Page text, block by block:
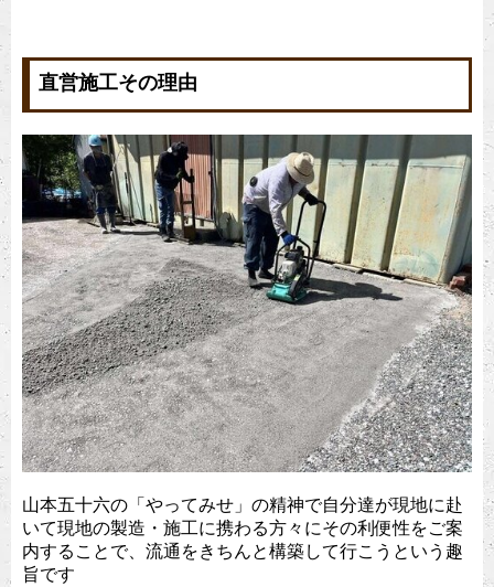
直営施工その理由
山本五十六の「やってみせ」の精神で自分達が現地に赴
いて現地の製造・施工に携わる方々にその利便性をご案
内することで、流通をきちんと構築して行こうという趣
旨です